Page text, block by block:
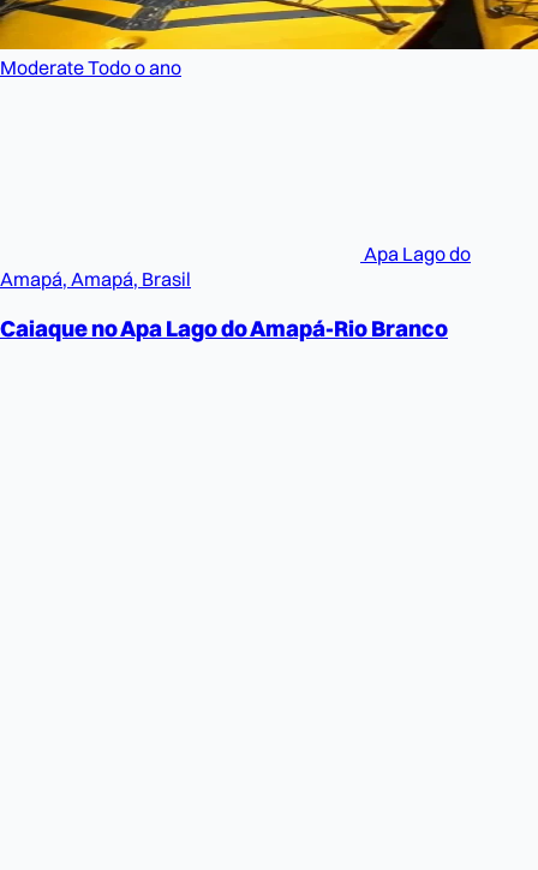
ModerateTodo o ano
Apa Lago do
Amapá, Amapá, Brasil
Caiaque no Apa Lago do Amapá-Rio Branco